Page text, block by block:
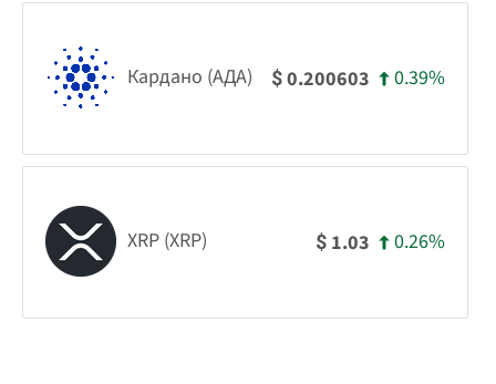
Кардано (АДА) $0.200603 0.39%
XRP (XRP) $ 1.03 0.26%